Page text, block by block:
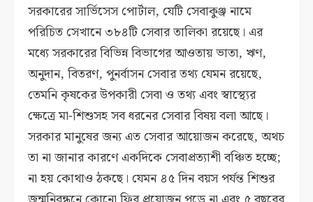
সরকারের সার্ভিসেস পোর্টাল, যেটি সেবাকুঞ্জ নামে
পরিচিত সেখানে ৩৮৪টি সেবার তালিকা রয়েছে। এর
মধ্যে সরকারের বিভিন্ন বিভাগের আওতায় ভাতা, ঋণ,
অনুদান, বিতরণ, পুনর্বাসন সেবার তথ্য যেমন রয়েছে,
তেমনি কৃষকের উপকারী সেবা ও তথ্য এবং স্বাস্থ্যের
ক্ষেত্রে মা-শিশুসহ সব ধরনের সেবার বিষয় বলা আছে।
সরকার মানুষের জন্য এত সেবার আয়োজন করেছে, অথচ
তা না জানার কারণে একদিকে সেবাপ্রত্যাশী বঞ্চিত হচ্ছে;
না হয় কোথাও ঠকছে। যেমন ৪৫ দিন বয়স পর্যন্ত শিশুর